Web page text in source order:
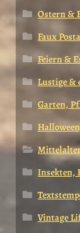
Ostern &
Faux
Feiern &
Lustige &
Garten,
Insekten,
Vintage